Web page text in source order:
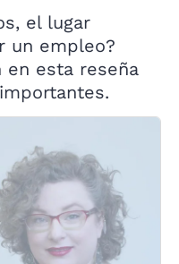
el lugar
un empleo?
en esta reseña